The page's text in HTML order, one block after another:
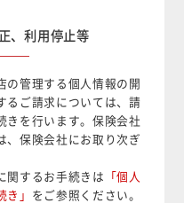
、利用停止等
の管理する個人情報の開
るご請求については、請
きを行います。保険会社
、保険会社にお取り次ぎ
関するお手続きは
「個人
き」
をご参照ください。